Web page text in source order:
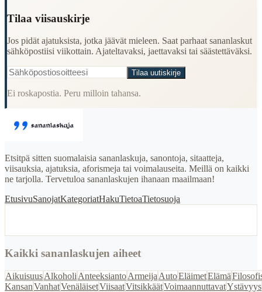
Tilaa viisauskirje
Jos pidät ajatuksista, jotka jäävät mieleen. Saat parhaat sananlaskut
sähköpostiisi viikottain. Ajateltavaksi, jaettavaksi tai säästettäväksi.
Tilaa uutiskirje
Ei roskapostia. Peru milloin tahansa.
Etsitpä sitten suomalaisia sananlaskuja, sanontoja, sitaatteja,
viisauksia, ajatuksia, aforismeja tai voimalauseita. Meillä on kaikki
ne tarjolla. Tervetuloa sananlaskujen ihanaan maailmaan!
EtusivuSanojatKategoriatHakuTietoaTietosuoja
Kaikki sananlaskujen aiheet
AikuisuusAlkoholi AnteeksiantoArmeija AutoEläimetElämä
KansanVanhatVenäläisetViisaatVitsikkäätVoimaannuttavatYstävyys